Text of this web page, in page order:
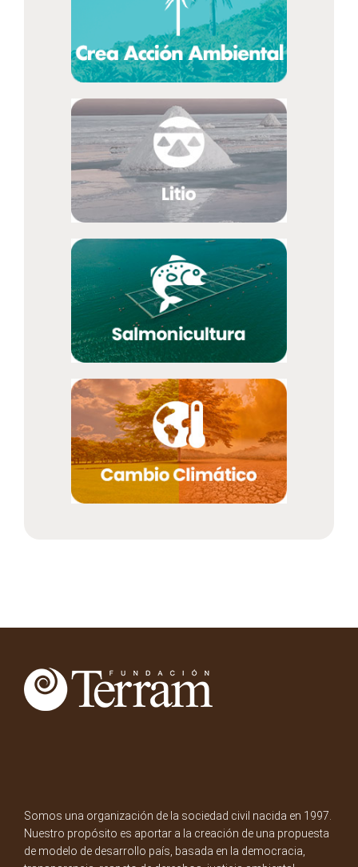
Somos una organización de la sociedad civil nacida en 1997.
Nuestro propósito es aportar a la creación de una propuesta
de modelo de desarrollo país, basada en la democracia,